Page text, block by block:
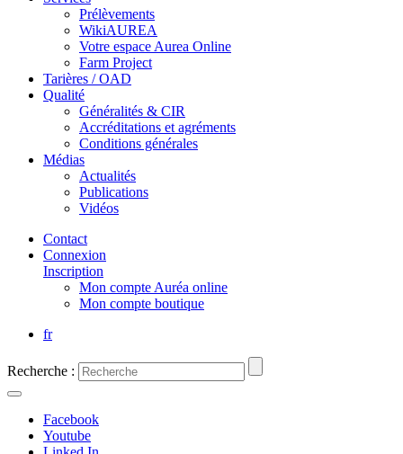
Prélèvements
WikiAUREA
Votre espace Aurea Online
Farm Project
Tarières / OAD
Qualité
Généralités & CIR
Accréditations et agréments
Conditions générales
Médias
Actualités
Publications
Vidéos
Contact
Connexion
Inscription
Mon compte Auréa online
Mon compte boutique
fr
Recherche :
Facebook
Youtube